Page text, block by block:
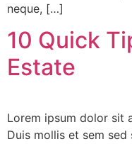
neque, […]
10 Quick
Estate
Lorem ipsum dolor sit
Duis mollis et sem